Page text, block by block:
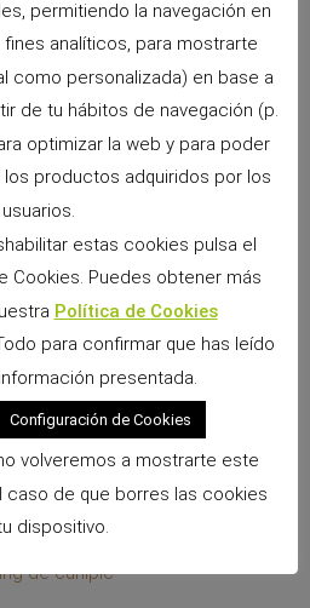
Los hurones y los complementos vitamínicos El Fotoperíodo del Hurón
irresistibles para
chinchilla, degú o cualquier
sabrás que los premios
más especiales
permitiendo la navegación en
fines analíticos, para mostrarte
como personalizada) en base a
de tu hábitos de navegación (p.
optimizar la web y para poder
productos adquiridos por los
usuarios.
estas cookies pulsa el
Cookies. Puedes obtener más
Política de Cookies
para confirmar que has leído
presentada.
Configuración de Cookies
volveremos a mostrarte este
caso de que borres las cookies
dispositivo.